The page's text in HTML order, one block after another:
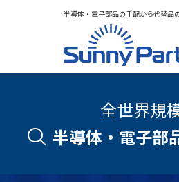
半導体・電子部品の手配から代替品
全世界規
半導体・電子部